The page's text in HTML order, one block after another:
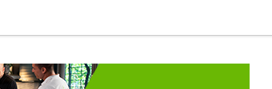
γραμμή και διαθέτει λάστιχο στην μέση με
velcro. Για λόγους υγιεινής, στα μαγιό δεν